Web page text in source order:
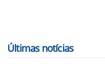
Últimas notícias